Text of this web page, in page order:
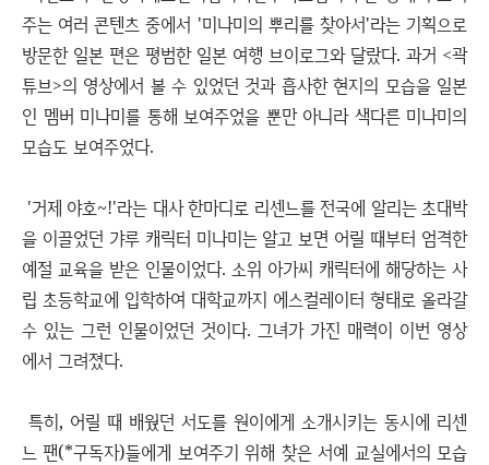
주는 여러 콘텐츠 중에서 '미나미의 뿌리를 찾아서'라는 기획으로
방문한 일본 편은 평범한 일본 여행 브이로그와 달랐다. 과거 <곽
튜브>의 영상에서 볼 수 있었던 것과 흡사한 현지의 모습을 일본
인 멤버 미나미를 통해 보여주었을 뿐만 아니라 색다른 미나미의
모습도 보여주었다.
'거제 야호~!'라는 대사 한마디로 리센느를 전국에 알리는 초대박
을 이끌었던 갸루 캐릭터 미나미는 알고 보면 어릴 때부터 엄격한
예절 교육을 받은 인물이었다. 소위 아가씨 캐릭터에 해당하는 사
립 초등학교에 입학하여 대학교까지 에스컬레이터 형태로 올라갈
수 있는 그런 인물이었던 것이다. 그녀가 가진 매력이 이번 영상
에서 그려졌다.
특히, 어릴 때 배웠던 서도를 원이에게 소개시키는 동시에 리센
느 팬(*구독자)들에게 보여주기 위해 찾은 서예 교실에서의 모습